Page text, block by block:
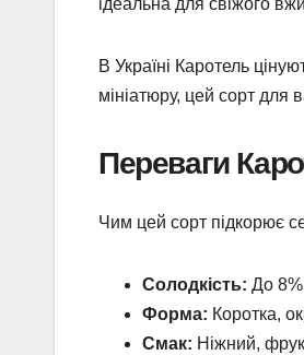
ідеальна для свіжого
В Україні Каротель
мініатюру, цей сорт для
Переваги
Чим цей сорт підкорює
Солодкість: До 8%
Форма: Коротка,
Смак: Ніжний,